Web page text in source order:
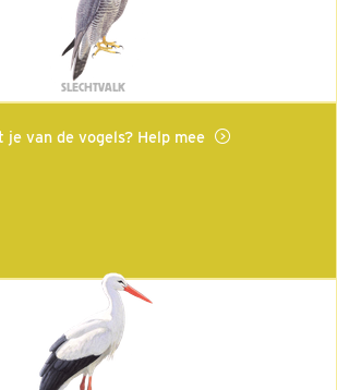
SLECHTVALK
je van de vogels? Help mee